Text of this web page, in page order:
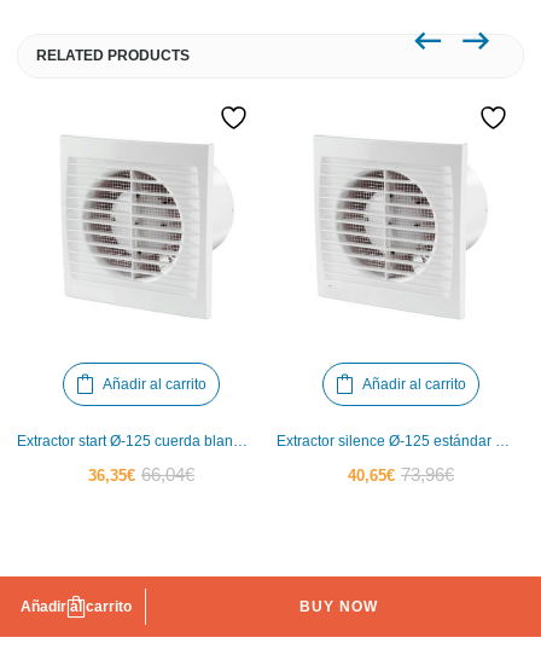
Añadir al carrito BUY NOW
RELATED PRODUCTS
Añadir al carrito
Extractor start Ø-125 cuerda blanco IBERODEPOT
36,35€El
36,35€.
66,04€El
Añadir al carrito
Extractor silence Ø-125 estándar blanco IBERODEPOT
40,65€El73,96€El